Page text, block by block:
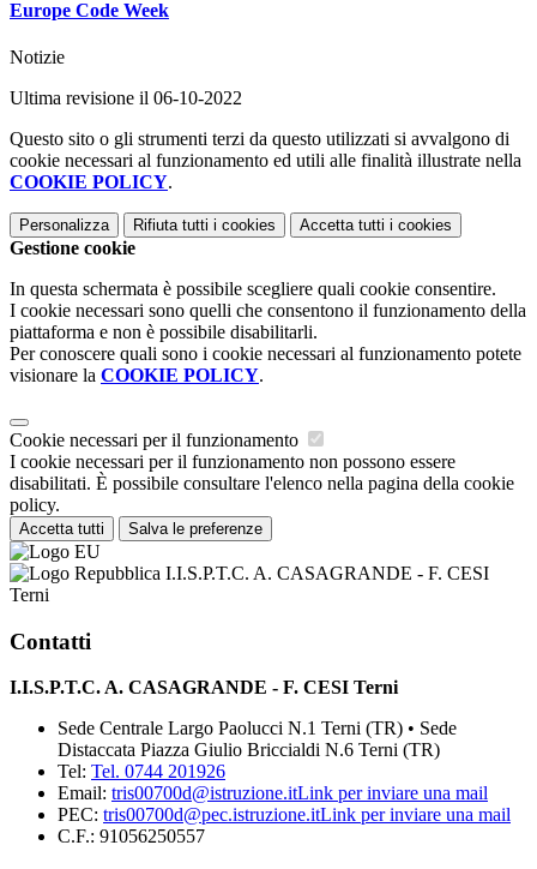
Europe Code Week
Notizie
Ultima revisione il 06-10-2022
Questo sito o gli strumenti terzi da questo utilizzati si avvalgono di
cookie necessari al funzionamento ed utili alle finalità illustrate nella
COOKIE POLICY.
Personalizza Rifiuta tutti i cookies Accetta tutti i cookies
Gestione cookie
In questa schermata è possibile scegliere quali cookie consentire.
I cookie necessari sono quelli che consentono il funzionamento della
piattaforma e non è possibile disabilitarli.
Per conoscere quali sono i cookie necessari al funzionamento potete
visionare la COOKIE POLICY.
Cookie necessari per il funzionamento
I cookie necessari per il funzionamento non possono essere
disabilitati. È possibile consultare l'elenco nella pagina della cookie
policy.
Accetta tutti Salva le preferenze
I.I.S.P.T.C. A. CASAGRANDE - F. CESI
Terni
Contatti
I.I.S.P.T.C. A. CASAGRANDE - F. CESI Terni
Sede Centrale Largo Paolucci N.1 Terni (TR) • Sede
Distaccata Piazza Giulio Briccialdi N.6 Terni (TR)
Tel: Tel. 0744 201926
Email: tris00700d@istruzione.itLink per inviare una mail
PEC: tris00700d@pec.istruzione.itLink per inviare una mail
C.F.: 91056250557